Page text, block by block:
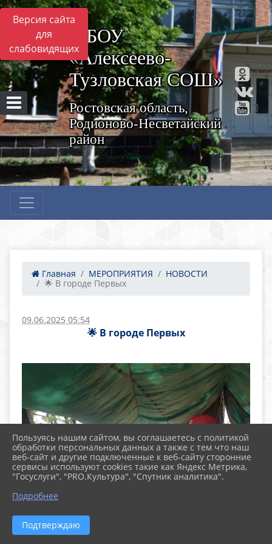
Версия сайта
для
слабовидящих
МБОУ
«Алексеево-
Тузловская СОШ»
Ростовская область,
Родионово-Несветайский
район
Главная МЕРОПРИЯТИЯ
НОВОСТИ
🌟 В городе Первых
09.06.2025 05:54
🌟 В городе Первых
Пользуясь нашим сайтом, вы соглашаетесь с политикой
обработки персональных данных а также с тем что наш
веб-сайт и другие подключенные к веб-сайту сторонние
сервисы используют cookies такие как Яндекс Метрика,
"Госуслуги", "PRO.Культура", "Спутник аналитика".
Подробнее
Подтверждаю